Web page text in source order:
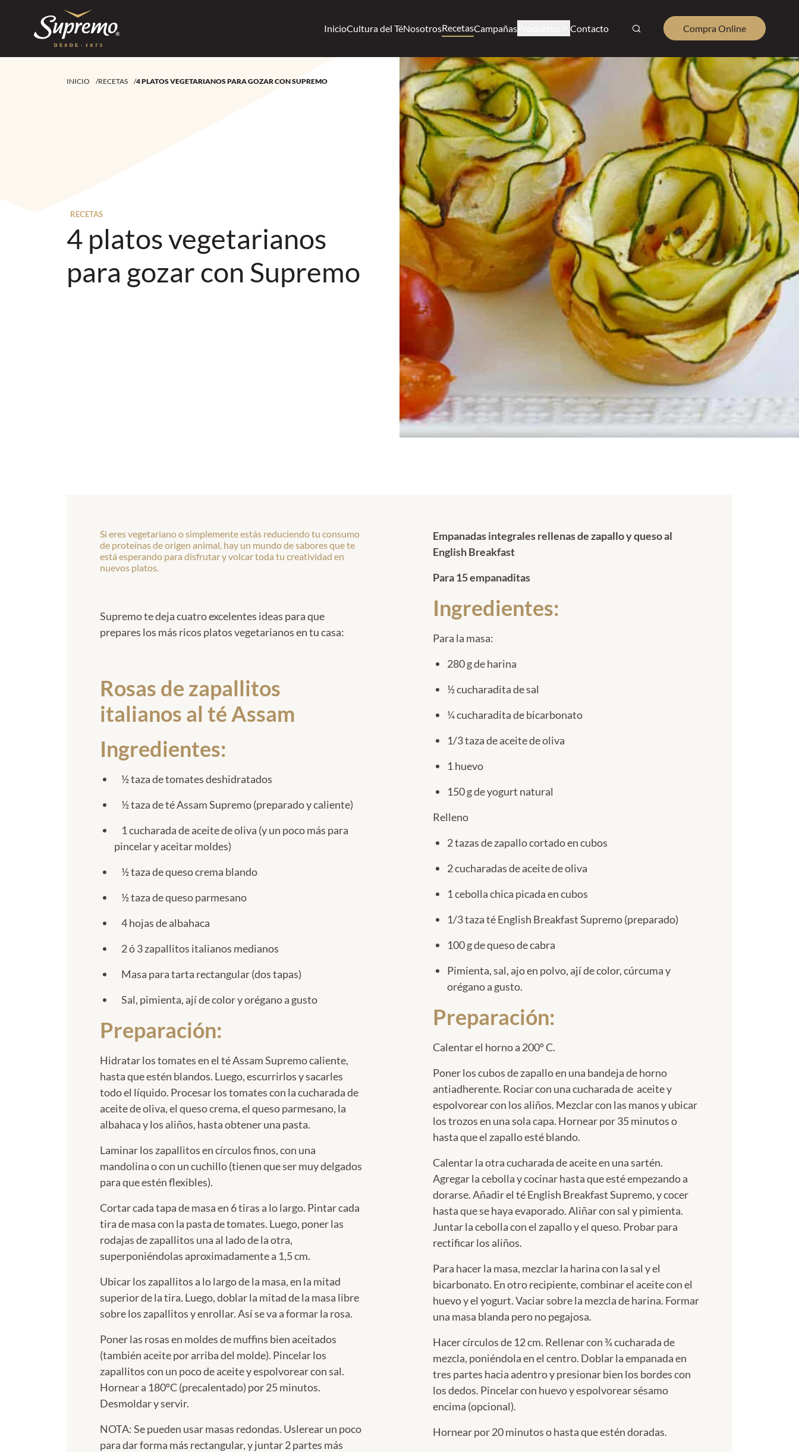
InicioCultura del TéNosotrosRecetasCampañas Contacto Compra Online
INICIO /RECETAS /4 PLATOS VEGETARIANOS PARA GOZAR CON SUPREMO
RECETAS
4 platos vegetarianos
para gozar con Supremo
Si eres vegetariano o simplemente estás reduciendo tu consumo
de proteínas de origen animal, hay un mundo de sabores que te
está esperando para disfrutar y volcar toda tu creatividad en
nuevos platos.
Supremo te deja cuatro excelentes ideas para que
prepares los más ricos platos vegetarianos en tu casa:
Rosas de zapallitos
italianos al té Assam
Ingredientes:
½ taza de tomates deshidratados
½ taza de té Assam Supremo (preparado y caliente)
1 cucharada de aceite de oliva (y un poco más para
pincelar y aceitar moldes)
½ taza de queso crema blando
½ taza de queso parmesano
4 hojas de albahaca
2 ó 3 zapallitos italianos medianos
Masa para tarta rectangular (dos tapas)
Sal, pimienta, ají de color y orégano a gusto
Preparación:
Hidratar los tomates en el té Assam Supremo caliente,
hasta que estén blandos. Luego, escurrirlos y sacarles
todo el líquido. Procesar los tomates con la cucharada de
aceite de oliva, el queso crema, el queso parmesano, la
albahaca y los aliños, hasta obtener una pasta.
Laminar los zapallitos en círculos finos, con una
mandolina o con un cuchillo (tienen que ser muy delgados
para que estén flexibles).
Cortar cada tapa de masa en 6 tiras a lo largo. Pintar cada
tira de masa con la pasta de tomates. Luego, poner las
rodajas de zapallitos una al lado de la otra,
superponiéndolas aproximadamente a 1,5 cm.
Ubicar los zapallitos a lo largo de la masa, en la mitad
superior de la tira. Luego, doblar la mitad de la masa libre
sobre los zapallitos y enrollar. Así se va a formar la rosa.
Poner las rosas en moldes de muffins bien aceitados
(también aceite por arriba del molde). Pincelar los
zapallitos con un poco de aceite y espolvorear con sal.
Hornear a 180ºC (precalentado) por 25 minutos.
Desmoldar y servir.
NOTA: Se pueden usar masas redondas. Uslerear un poco
para dar forma más rectangular, y juntar 2 partes más
Empanadas integrales rellenas de zapallo y queso al
English Breakfast
Para 15 empanaditas
Ingredientes:
Para la masa:
280 g de harina
½ cucharadita de sal
¼ cucharadita de bicarbonato
1/3 taza de aceite de oliva
1 huevo
150 g de yogurt natural
Relleno
2 tazas de zapallo cortado en cubos
2 cucharadas de aceite de oliva
1 cebolla chica picada en cubos
1/3 taza té English Breakfast Supremo (preparado)
100 g de queso de cabra
Pimienta, sal, ajo en polvo, ají de color, cúrcuma y
orégano a gusto.
Preparación:
Calentar el horno a 200º C.
Poner los cubos de zapallo en una bandeja de horno
antiadherente. Rociar con una cucharada de aceite y
espolvorear con los aliños. Mezclar con las manos y ubicar
los trozos en una sola capa. Hornear por 35 minutos o
hasta que el zapallo esté blando.
Calentar la otra cucharada de aceite en una sartén.
Agregar la cebolla y cocinar hasta que esté empezando a
dorarse. Añadir el té English Breakfast Supremo, y cocer
hasta que se haya evaporado. Aliñar con sal y pimienta.
Juntar la cebolla con el zapallo y el queso. Probar para
rectificar los aliños.
Para hacer la masa, mezclar la harina con la sal y el
bicarbonato. En otro recipiente, combinar el aceite con el
huevo y el yogurt. Vaciar sobre la mezcla de harina. Formar
una masa blanda pero no pegajosa.
Hacer círculos de 12 cm. Rellenar con ¾ cucharada de
mezcla, poniéndola en el centro. Doblar la empanada en
tres partes hacia adentro y presionar bien los bordes con
los dedos. Pincelar con huevo y espolvorear sésamo
encima (opcional).
Hornear por 20 minutos o hasta que estén doradas.